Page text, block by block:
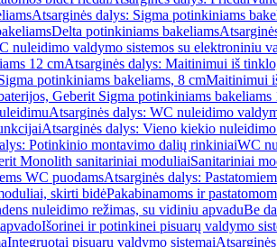
Atsarginės dalys: Sigma potinkiniams
Delta potinkiniams bakeliams
nuleidimo valdymo sistemos su elektroniniu
12 cmAtsarginės dalys: Maitinimui iš
potinkiniams bakeliams, 8 cmMaitinimui
Geberit Sigma potinkiniams bakeliams
Atsarginės dalys: WC nuleidimo
Atsarginės dalys: Vieno kiekio
Potinkinio montavimo dalių rinkiniaiWC
Monolith sanitariniai moduliaiSanitariniai
WC puodamsAtsarginės dalys:
skirti bidėPakabinamoms ir
nuleidimo režimas, su vidiniu apvaduBe
Išorinei ir potinkinei pisuarų valdymo
Integruotai pisuarų valdymo sistemai